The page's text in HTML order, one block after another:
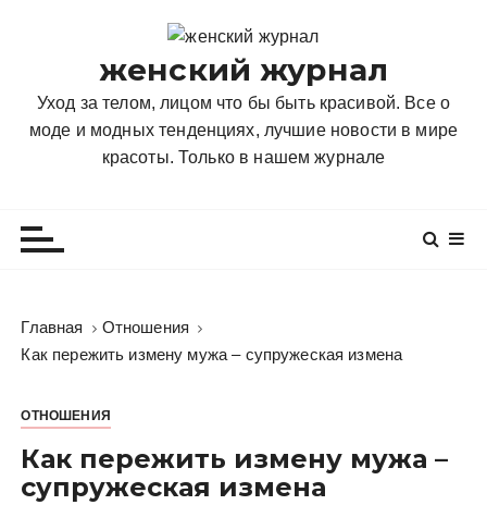
женский журнал
Уход за телом, лицом что бы быть красивой. Все о
моде и модных тенденциях, лучшие новости в мире
красоты. Только в нашем журнале
Главная
Отношения
Как пережить измену мужа – супружеская измена
ОТНОШЕНИЯ
Как пережить измену мужа –
супружеская измена